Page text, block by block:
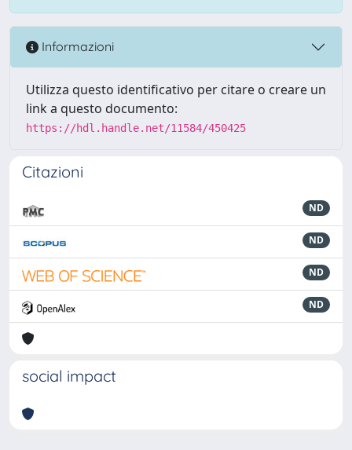
Informazioni
Utilizza questo identificativo per citare o creare un
link a questo documento:
https://hdl.handle.net/11584/450425
Citazioni
ND
ND
ND
ND
social impact